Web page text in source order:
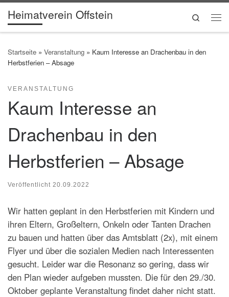
Zum Inhalt springen
Heimatverein Offstein
Search
Startseite » Veranstaltung » Kaum Interesse an Drachenbau in den
Herbstferien – Absage
VERANSTALTUNG
Kaum Interesse an
Drachenbau in den
Herbstferien – Absage
Veröffentlicht 20.09.2022
Wir hatten geplant in den Herbstferien mit Kindern und
ihren Eltern, Großeltern, Onkeln oder Tanten Drachen
zu bauen und hatten über das Amtsblatt (2x), mit einem
Flyer und über die sozialen Medien nach Interessenten
gesucht. Leider war die Resonanz so gering, dass wir
den Plan wieder aufgeben mussten. Die für den 29./30.
Oktober geplante Veranstaltung findet daher nicht statt.